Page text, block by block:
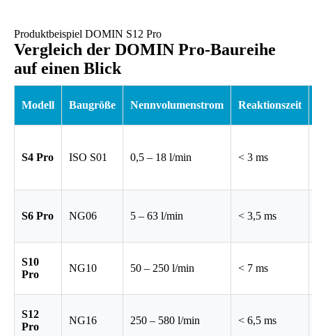
Produktbeispiel DOMIN S12 Pro
Vergleich der DOMIN Pro-Baureihe
auf einen Blick
Modell Baugröße Nennvolumenstrom Reaktionszeit
S4 Pro ISO S01 0,5 – 18 l/min < 3 ms
S6 Pro NG06 5 – 63 l/min < 3,5 ms
S10
Pro
NG10 50 – 250 l/min < 7 ms
S12
Pro
NG16 250 – 580 l/min < 6,5 ms